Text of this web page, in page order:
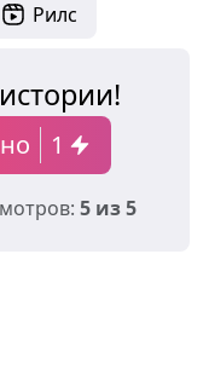
Рилс
1
5 из 5